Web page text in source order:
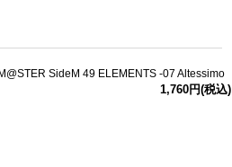
SideM 49 ELEMENTS -07 Altessimo
1,760円(税込)